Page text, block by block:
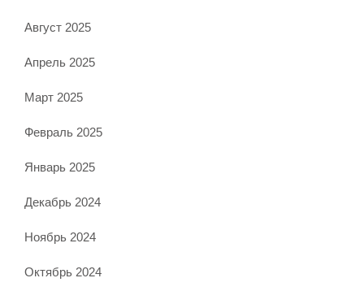
Август 2025
Апрель 2025
Март 2025
Февраль 2025
Январь 2025
Декабрь 2024
Ноябрь 2024
Октябрь 2024